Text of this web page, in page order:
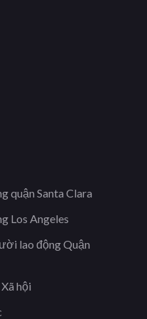
quận Santa Clara
Los Angeles
lao động Quận
hội